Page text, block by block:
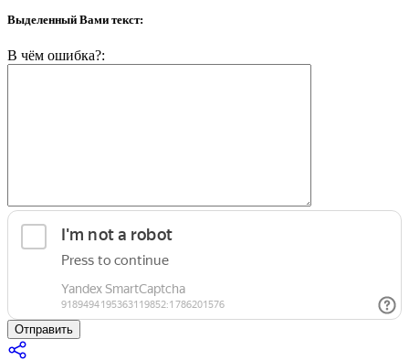
Выделенный Вами текст:
В чём ошибка?:
Отправить